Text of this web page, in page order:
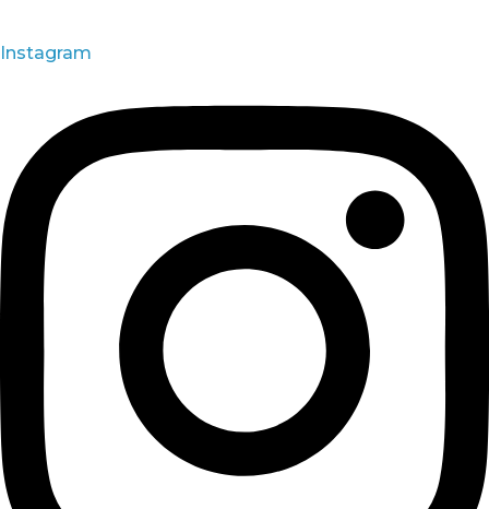
Instagram